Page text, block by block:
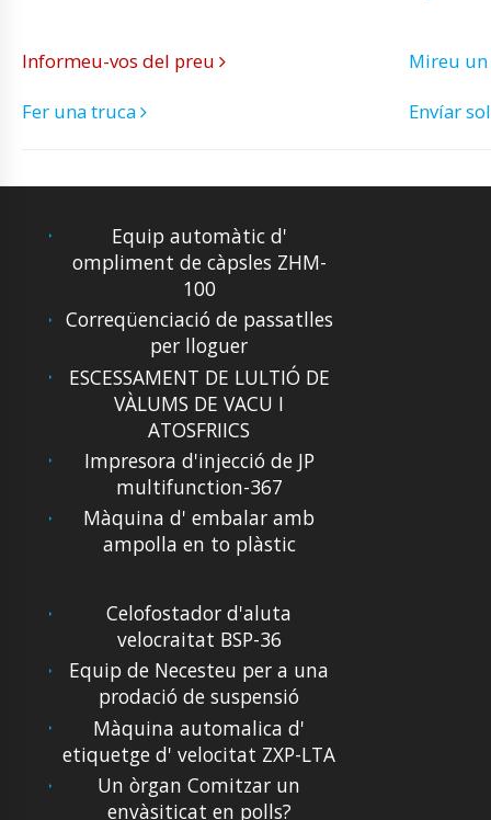
Informeu-vos del preu
Mireu
Fer una truca
Envíar
Equip automàtic d'
ompliment de càpsles ZHM-
100
Correqüenciació de passatlles
per lloguer
ESCESSAMENT DE LULTIÓ DE
VÀLUMS DE VACU I
ATOSFRIICS
Impresora d'injecció de JP
multifunction-367
Màquina d' embalar amb
ampolla en to plàstic
Celofostador d'aluta
velocraitat BSP-36
Equip de Necesteu per a una
prodació de suspensió
Màquina automalica d'
etiquetge d' velocitat ZXP-LTA
Un òrgan Comitzar un
envàsiticat en polls?